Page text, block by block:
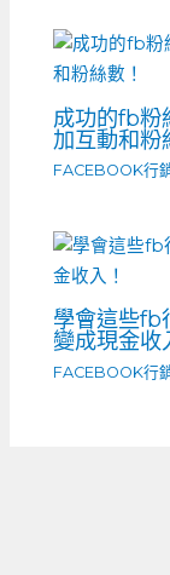
成功的fb粉
加互動和粉
FACEBOOK行
學會這些fb
變成現金收
FACEBOOK行